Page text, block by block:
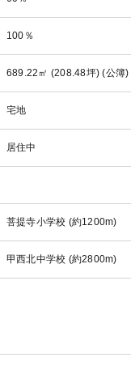
100％
689.22㎡ (208.48坪) (公簿)
宅地
居住中
菩提寺小学校 (約1200m)
甲西北中学校 (約2800m)